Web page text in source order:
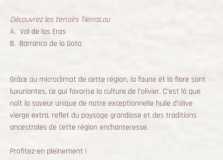
Découvrez les terroirs TierraLou
A. Val de las Eras
B. Barranco de la Gota
Grâce au microclimat de cette région, la faune et la flore sont
luxuriantes, ce qui favorise la culture de l'olivier. C'est là que
naît la saveur unique de notre exceptionnelle huile d'olive
vierge extra, reflet du paysage grandiose et des traditions
ancestrales de cette région enchanteresse.
Profitez-en pleinement !